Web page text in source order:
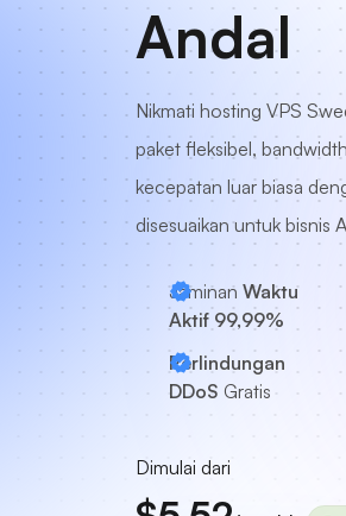
Andal
Nikmati hosting VPS
paket fleksibel,
kecepatan luar biasa
disesuaikan untuk bisnis
Jaminan Waktu
Aktif 99,99%
Perlindungan
DDoS Gratis
Dimulai dari